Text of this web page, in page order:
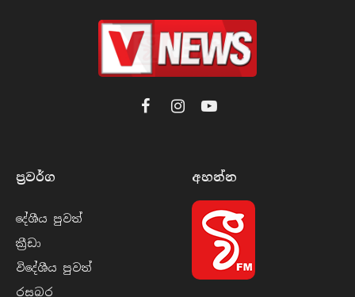
FacebookInstagramYouTube
ප්‍රවර්​ග
දේශීය පුව​ත්
ක්‍රී​ඩා
විදේශීය පුව​ත්
රසබ​ර
අහන්​න